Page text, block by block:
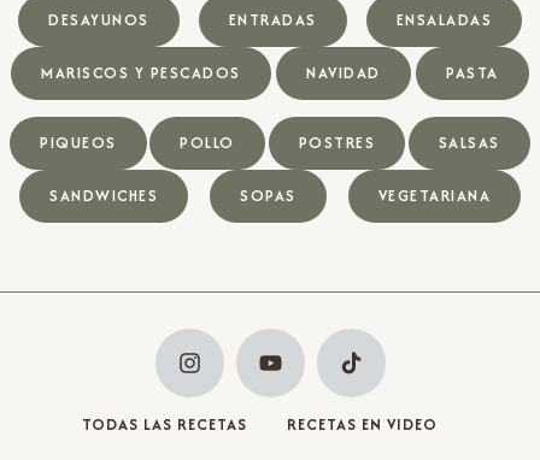
DESAYUNOS ENTRADAS ENSALADAS
MARISCOS Y PESCADOS NAVIDAD PASTA
PIQUEOS POLLO POSTRES SALSAS
SANDWICHES SOPAS VEGETARIANA
TODAS LAS RECETAS
RECETAS EN VIDEO